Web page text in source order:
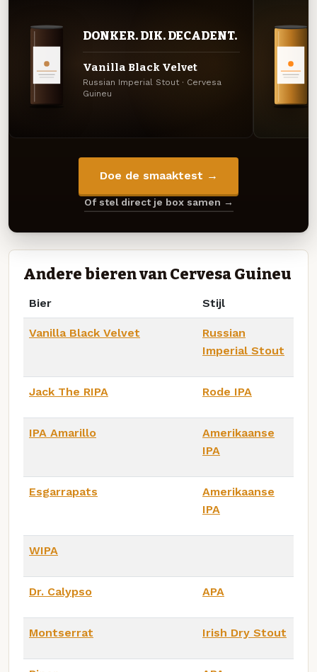
DONKER. DIK. DECADENT.
Vanilla Black Velvet
Russian Imperial Stout · Cervesa
Guineu
Doe de smaaktest →
Of stel direct je box samen →
Andere bieren van Cervesa Guineu
Bier Stijl
Vanilla Black Velvet
Russian
Imperial Stout
Jack The RIPA Rode IPA
IPA Amarillo
Amerikaanse
IPA
Esgarrapats
Amerikaanse
IPA
WIPA
Dr. Calypso APA
Montserrat Irish Dry Stout